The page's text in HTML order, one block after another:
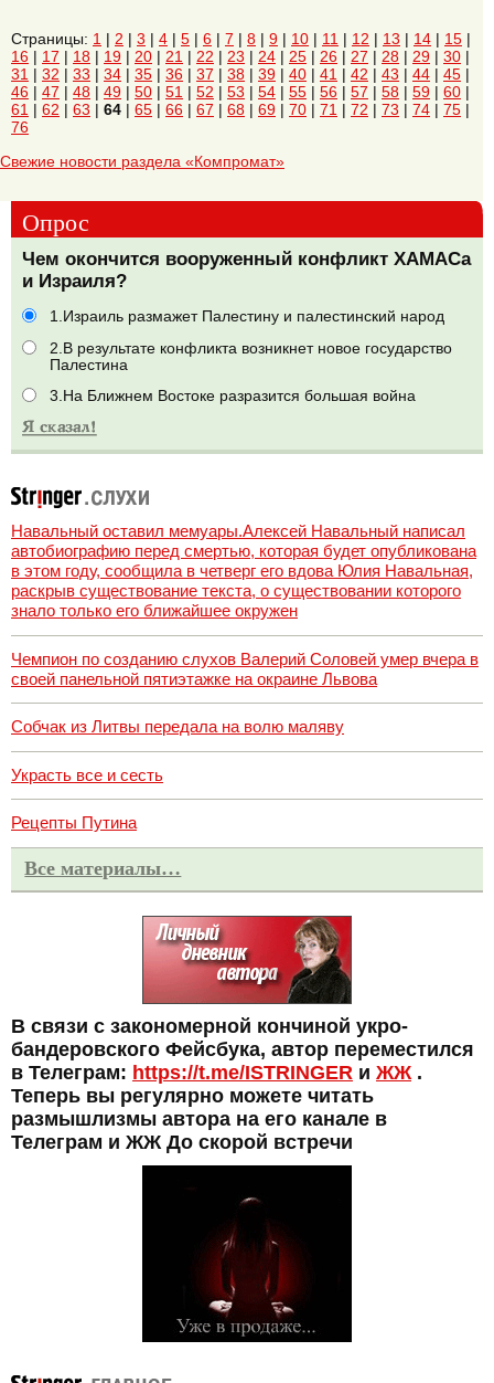
Страницы: 1 | 2 | 3 | 4 | 5 | 6 | 7 | 8 | 9 | 10 | 11 | 12 | 13 | 14 | 15 |
16 | 17 | 18 | 19 | 20 | 21 | 22 | 23 | 24 | 25 | 26 | 27 | 28 | 29 | 30 |
31 | 32 | 33 | 34 | 35 | 36 | 37 | 38 | 39 | 40 | 41 | 42 | 43 | 44 | 45 |
46 | 47 | 48 | 49 | 50 | 51 | 52 | 53 | 54 | 55 | 56 | 57 | 58 | 59 | 60 |
61 | 62 | 63 | 64 | 65 | 66 | 67 | 68 | 69 | 70 | 71 | 72 | 73 | 74 | 75 |
76
Свежие новости раздела «Компромат»
Опрос
Чем окончится вооруженный конфликт ХАМАСа
и Израиля?
1.Израиль размажет Палестину и палестинский народ
2.В результате конфликта возникнет новое государство
Палестина
3.На Ближнем Востоке разразится большая война
Навальный оставил мемуары.Алексей Навальный написал
автобиографию перед смертью, которая будет опубликована
в этом году, сообщила в четверг его вдова Юлия Навальная,
раскрыв существование текста, о существовании которого
знало только его ближайшее окружен
Чемпион по созданию слухов Валерий Соловей умер вчера в
своей панельной пятиэтажке на окраине Львова
Собчак из Литвы передала на волю маляву
Украсть все и сесть
Рецепты Путина
Все материалы…
В связи с закономерной кончиной укро-
бандеровского Фейсбука, автор переместился
в Телеграм: https://t.me/ISTRINGER и ЖЖ .
Теперь вы регулярно можете читать
размышлизмы автора на его канале в
Телеграм и ЖЖ До скорой встречи